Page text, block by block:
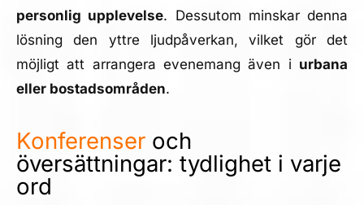
personlig upplevelse. Dessutom minskar denna
lösning den yttre ljudpåverkan, vilket gör det
möjligt att arrangera evenemang även i urbana
eller bostadsområden.
Konferenseroch
översättningar: tydlighet i varje
ord